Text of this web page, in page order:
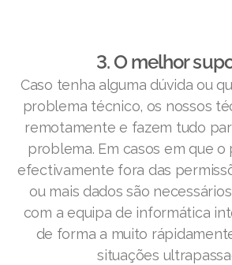
3. O melhor
Caso tenha alguma dúvida ou
problema técnico, os nossos
remotamente e fazem tudo
problema. Em casos em que
efectivamente fora das
ou mais dados são
com a equipa de informática
de forma a muito
situações